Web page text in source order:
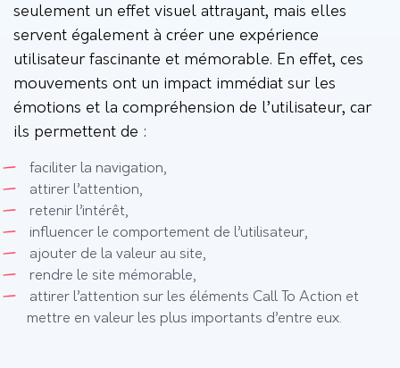
seulement un effet visuel attrayant, mais elles
servent également à créer une expérience
utilisateur fascinante et mémorable. En effet, ces
mouvements ont un impact immédiat sur les
émotions et la compréhension de l’utilisateur, car
ils permettent de :
faciliter la navigation,
attirer l’attention,
retenir l’intérêt,
influencer le comportement de l’utilisateur,
ajouter de la valeur au site,
rendre le site mémorable,
attirer l’attention sur les éléments Call To Action et
mettre en valeur les plus importants d’entre eux.